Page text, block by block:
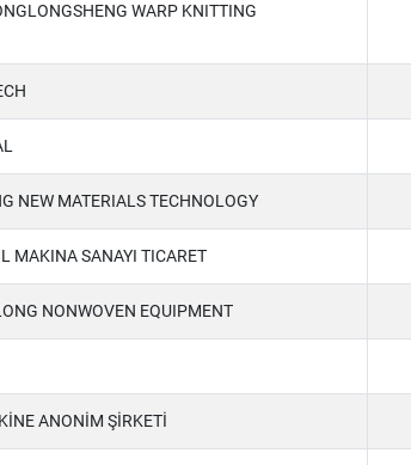
WARP KNITTING
NEW MATERIALS TECHNOLOGY
MAKINA SANAYI TICARET
NONWOVEN EQUIPMENT
ANONİM ŞİRKETİ